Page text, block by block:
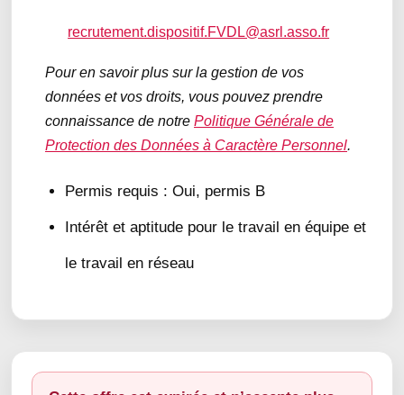
recrutement.dispositif.FVDL@asrl.asso.fr
Pour en savoir plus sur la gestion de vos
données et vos droits, vous pouvez prendre
connaissance de notre Politique Générale de
Protection des Données à Caractère Personnel.
Permis requis : Oui, permis B
Intérêt et aptitude pour le travail en équipe et
le travail en réseau